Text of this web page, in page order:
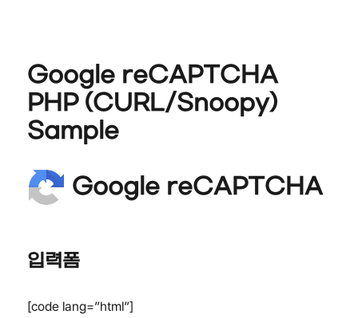
Google reCAPTCHA
PHP (CURL/Snoopy)
Sample
Google reCAPTCHA
입력폼
[code lang=”html”]